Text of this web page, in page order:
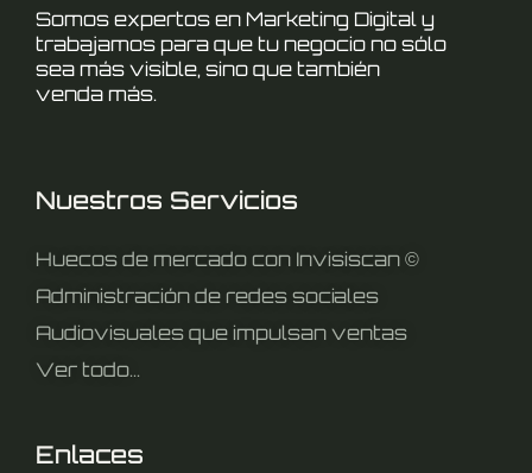
Enlaces
Nuestros Servicios
Huecos de mercado con Invisiscan ©
Administración de redes sociales
Audiovisuales que impulsan ventas
Ver todo...
Somos expertos en Marketing Digital y
trabajamos para que tu negocio no sólo
sea más visible, sino que también
venda más.